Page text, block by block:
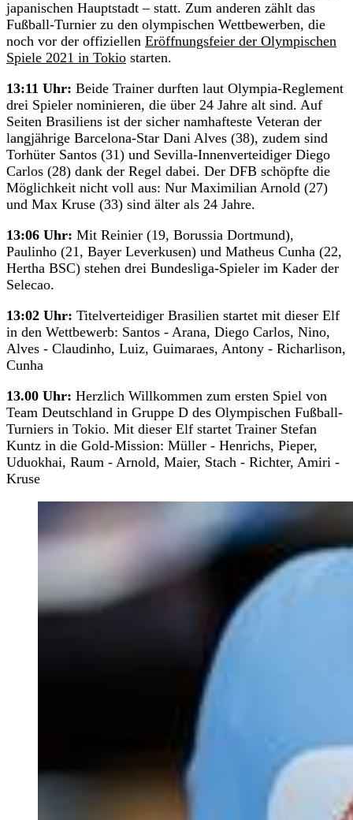
japanischen Hauptstadt – statt. Zum anderen zählt das
Fußball-Turnier zu den olympischen Wettbewerben, die
noch vor der offiziellen Eröffnungsfeier der Olympischen
Spiele 2021 in Tokio starten.
13:11 Uhr: Beide Trainer durften laut Olympia-Reglement
drei Spieler nominieren, die über 24 Jahre alt sind. Auf
Seiten Brasiliens ist der sicher namhafteste Veteran der
langjährige Barcelona-Star Dani Alves (38), zudem sind
Torhüter Santos (31) und Sevilla-Innenverteidiger Diego
Carlos (28) dank der Regel dabei. Der DFB schöpfte die
Möglichkeit nicht voll aus: Nur Maximilian Arnold (27)
und Max Kruse (33) sind älter als 24 Jahre.
13:06 Uhr: Mit Reinier (19, Borussia Dortmund),
Paulinho (21, Bayer Leverkusen) und Matheus Cunha (22,
Hertha BSC) stehen drei Bundesliga-Spieler im Kader der
Selecao.
13:02 Uhr: Titelverteidiger Brasilien startet mit dieser Elf
in den Wettbewerb: Santos - Arana, Diego Carlos, Nino,
Alves - Claudinho, Luiz, Guimaraes, Antony - Richarlison,
Cunha
13.00 Uhr: Herzlich Willkommen zum ersten Spiel von
Team Deutschland in Gruppe D des Olympischen Fußball-
Turniers in Tokio. Mit dieser Elf startet Trainer Stefan
Kuntz in die Gold-Mission: Müller - Henrichs, Pieper,
Uduokhai, Raum - Arnold, Maier, Stach - Richter, Amiri -
Kruse